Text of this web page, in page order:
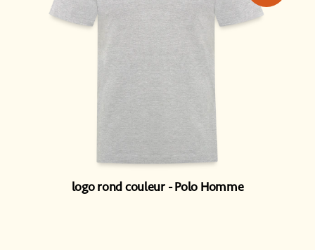
logo rond couleur Polo Homme